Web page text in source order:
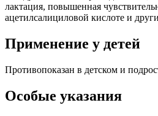
лактация, повышенная
ацетилсалициловой кислоте и
Применение у детей
Противопоказан в детском и
Особые указания